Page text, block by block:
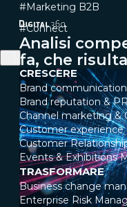
CRESCERE
Brand
Brand reputation &
Channel marketing &
Customer experience
Customer
Events & Exhibitions
TRASFORMARE
Business change
Enterprise Risk
#Marketing B2B
#Connect
Analisi
fa, che